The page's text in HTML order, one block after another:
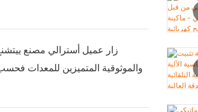
زار عميل أسترالي مصنع ييتشنغ
والموثوقية المتميزين للمعدات